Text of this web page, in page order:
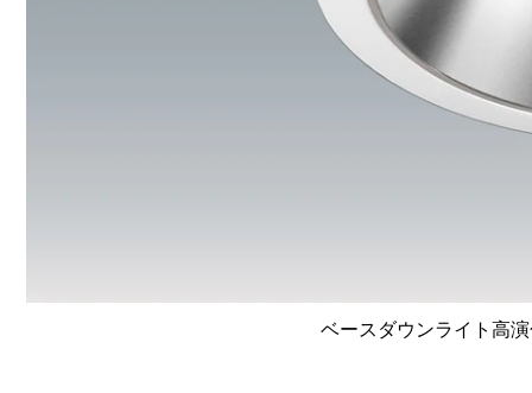
ベースダウンライト高